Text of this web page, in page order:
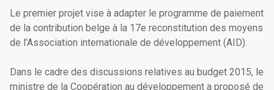
Le premier projet vise à adapter le programme de paiement
de la contribution belge à la 17e reconstitution des moyens
de l’Association internationale de développement (AID).
Dans le cadre des discussions relatives au budget 2015, le
ministre de la Coopération au développement a proposé de